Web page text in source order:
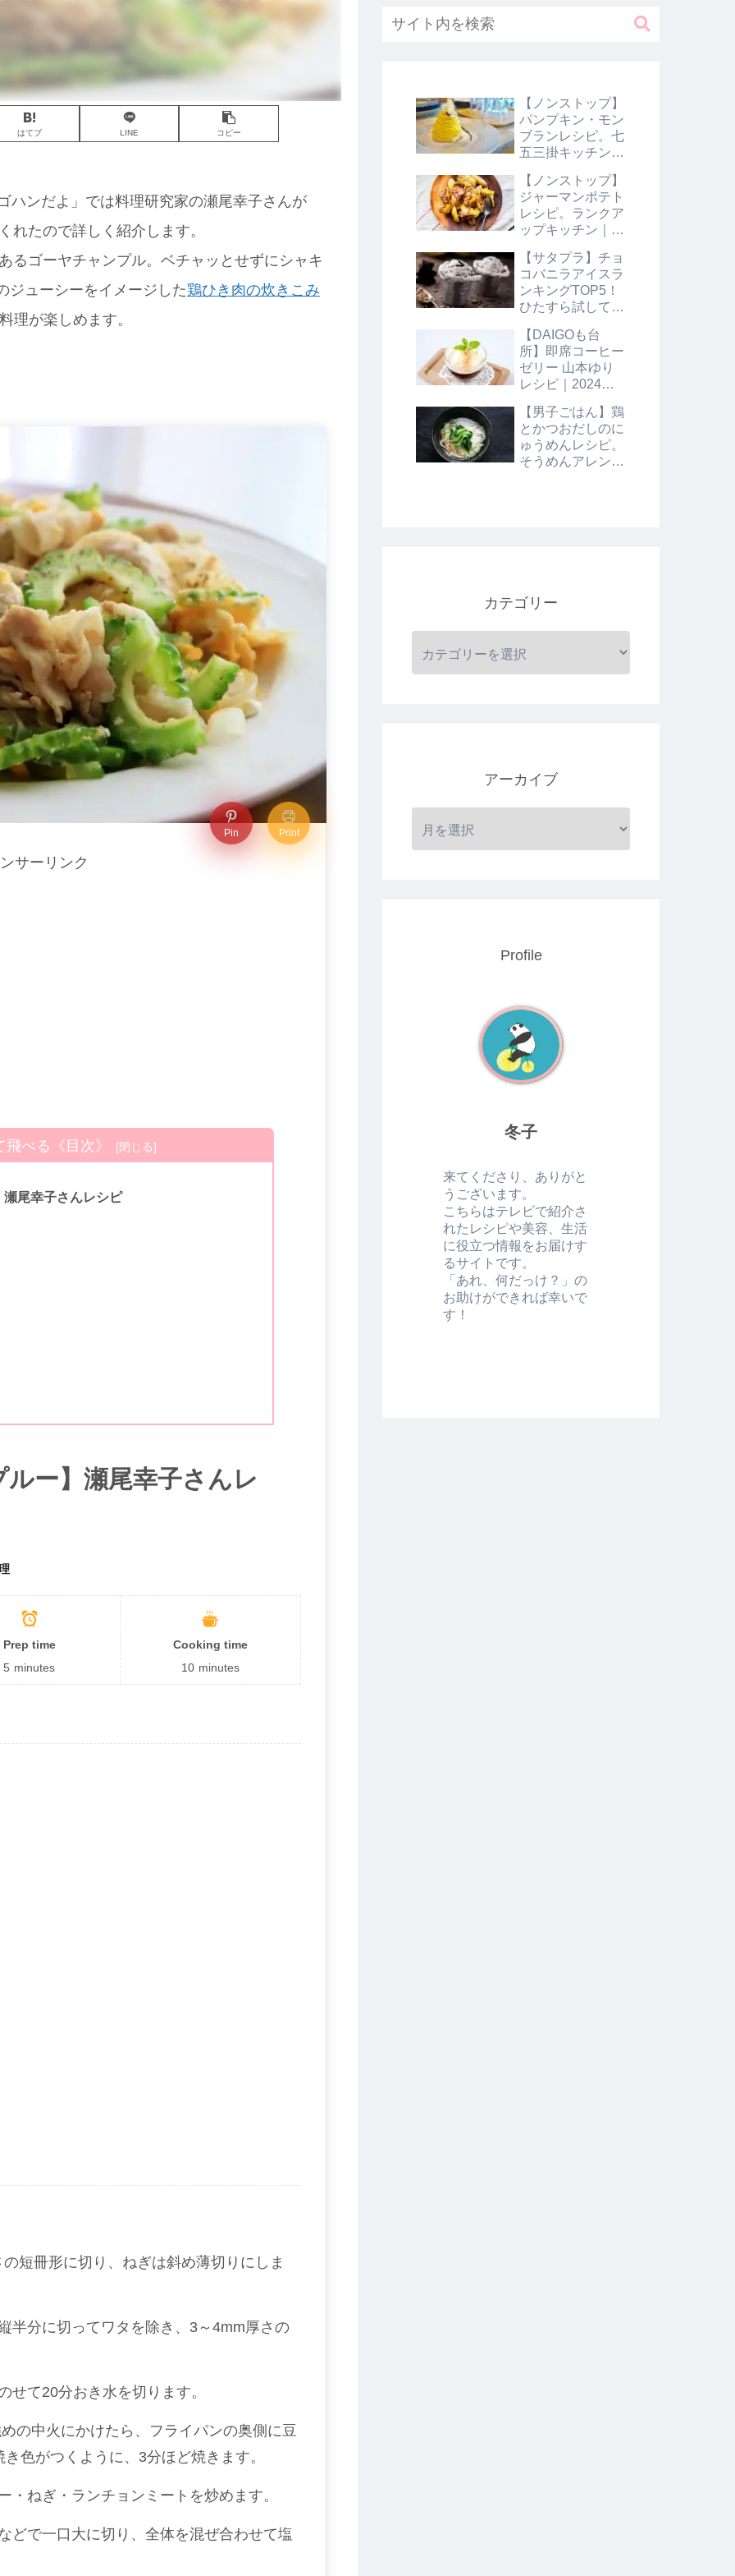
はてブ LINE コピー
ハンだよ」では料理研究家の瀬尾幸子さんが
れたので詳しく紹介します。
るゴーヤチャンプル。ベチャッとせずにシャキ
ジューシーをイメージした鶏ひき肉の炊きこみ
理が楽しめます。
Pin Print
サーリンク
べる《目次》
瀬尾幸子さんレシピ
ー】瀬尾幸子さんレ
Prep time
5 minutes
Cooking time
10 minutes
短冊形に切り、ねぎは斜め薄切りにしま
半分に切ってワタを除き、3～4mm厚さの
せて20分おき水を切ります。
の中火にかけたら、フライパンの奥側に豆
色がつくように、3分ほど焼きます。
・ねぎ・ランチョンミートを炒めます。
どで一口大に切り、全体を混ぜ合わせて塩
【ノンストップ】
パンプキン・モン
ブランレシピ。七
五三掛キッチン｜
【ノンストップ】
ジャーマンポテト
レシピ。ランクア
ップキッチン｜10
【サタプラ】チョ
コバニラアイスラ
ンキングTOP5！
ひたすら試してラ
日【サタデープラ
ス】
【DAIGOも台
所】即席コーヒー
ゼリー 山本ゆり
レシピ｜2024年8
【男子ごはん】鶏
とかつおだしのに
ゅうめんレシピ。
そうめんアレンジ
カテゴリー
アーカイブ
Profile
冬子
来てくださり、ありがと
うございます。
こちらはテレビで紹介さ
れたレシピや美容、生活
に役立つ情報をお届けす
るサイトです。
「あれ、何だっけ？」の
お助けができれば幸いで
す！